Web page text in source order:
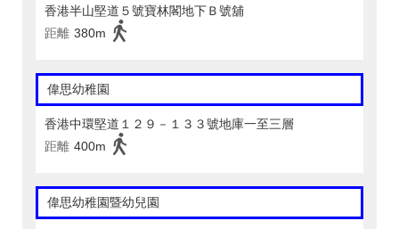
香港半山堅道５號寶林閣地下Ｂ號舖
距離 380m
偉思幼稚園
香港中環堅道１２９－１３３號地庫一至三層
距離 400m
偉思幼稚園暨幼兒園